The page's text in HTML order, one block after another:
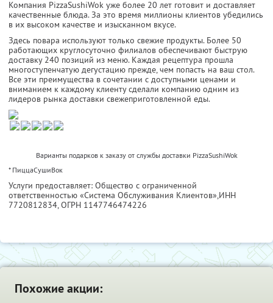
Компания PizzaSushiWok уже более 20 лет готовит и доставляет
качественные блюда. За это время миллионы клиентов убедились
в их высоком качестве и изысканном вкусе.
Здесь повара используют только свежие продукты. Более 50
работающих круглосуточно филиалов обеспечивают быструю
доставку 240 позиций из меню. Каждая рецептура прошла
многоступенчатую дегустацию прежде, чем попасть на ваш стол.
Все эти преимущества в сочетании с доступными ценами и
вниманием к каждому клиенту сделали компанию одним из
лидеров рынка доставки свежеприготовленной еды.
Варианты подарков к заказу от службы доставки PizzaSushiWok
* ПиццаСушиВок
Услуги предоставляет: Общество с ограниченной
ответственностью «Система Обслуживания Клиентов»,ИНН
7720812834, ОГРН 1147746474226
Похожие акции: